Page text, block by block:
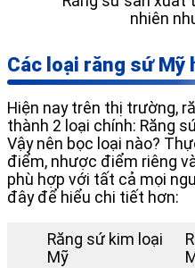
nhiên
Các loại răng sứ Mỹ
Hiện nay trên thị trường,
thành 2 loại chính: Răng
Vậy nên bọc loại nào?
điểm, nhược điểm riêng
phù hợp với tất cả mọi
đây để hiểu chi tiết hơn:
Răng sứ kim loại
Mỹ